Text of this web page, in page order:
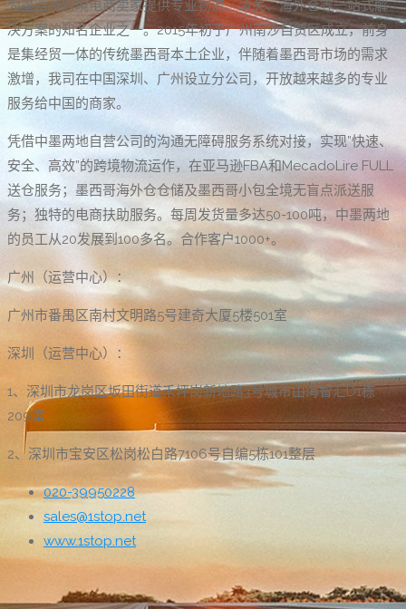
为墨西哥跨境电商卖家提供专业物流、清关、海外仓等一站式解
决方案的知名企业之一。2015年初于广州南沙自贸区成立，前身
是集经贸一体的传统墨西哥本土企业，伴随着墨西哥市场的需求
激增，我司在中国深圳、广州设立分公司，开放越来越多的专业
服务给中国的商家。
凭借中墨两地自营公司的沟通无障碍服务系统对接，实现”快速、
安全、高效”的跨境物流运作，在亚马逊FBA和MecadoLire FULL
送仓服务；墨西哥海外仓仓储及墨西哥小包全境无盲点派送服
务；独特的电商扶助服务。每周发货量多达50-100吨，中墨两地
的员工从20发展到100多名。合作客户1000+。
广州（运营中心）：
广州市番禺区南村文明路5号建奇大厦5楼501室
深圳（运营中心）：
1、深圳市龙岗区坂田街道禾坪岗新地路3号城市山海智汇D1栋
209室
2、深圳市宝安区松岗松白路7106号自编5栋101整层
020-39950228
sales@1stop.net
www.1stop.net